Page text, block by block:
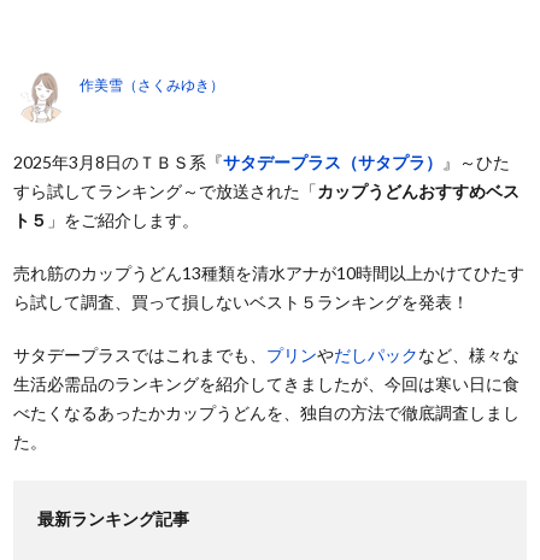
作美雪（さくみゆき）
2025年3月8日のＴＢＳ系『サタデープラス（サタプラ）
』～ひた
すら試してランキング～で放送された「カップうどんおすすめベス
ト５ 」をご紹介します。
売れ筋のカップうどん13種類を清水アナが10時間以上かけてひたす
ら試して調査、買って損しないベスト５ランキングを発表！
サタデープラスではこれまでも、 プリンやだしパックなど、様々な
生活必需品のランキングを紹介してきましたが、今回は寒い日に食
べたくなるあったかカップうどんを、独自の方法で徹底調査しまし
た。
最新ランキング記事